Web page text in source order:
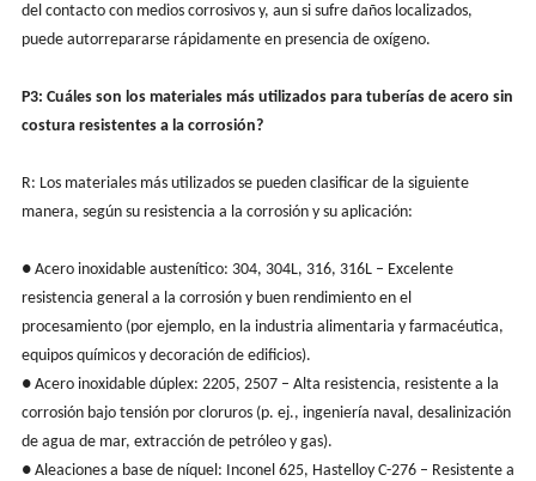
del contacto con medios corrosivos y, aun si sufre daños localizados,
puede autorrepararse rápidamente en presencia de oxígeno.
P3: Cuáles son los materiales más utilizados para tuberías de acero sin
costura resistentes a la corrosión?
R: Los materiales más utilizados se pueden clasificar de la siguiente
manera, según su resistencia a la corrosión y su aplicación:
● Acero inoxidable austenítico: 304, 304L, 316, 316L – Excelente
resistencia general a la corrosión y buen rendimiento en el
procesamiento (por ejemplo, en la industria alimentaria y farmacéutica,
equipos químicos y decoración de edificios).
● Acero inoxidable dúplex: 2205, 2507 – Alta resistencia, resistente a la
corrosión bajo tensión por cloruros (p. ej., ingeniería naval, desalinización
de agua de mar, extracción de petróleo y gas).
● Aleaciones a base de níquel: Inconel 625, Hastelloy C-276 – Resistente a